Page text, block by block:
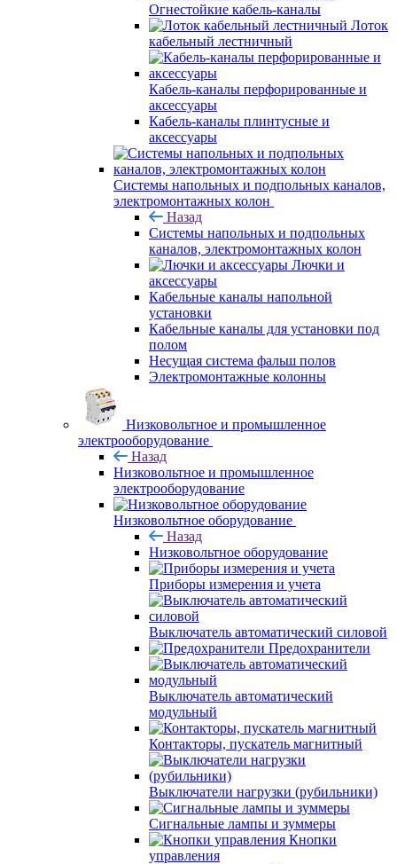
Огнестойкие кабель-каналы
Лоток
кабельный лестничный
Кабель-каналы перфорированные и
аксессуары
Кабель-каналы плинтусные и
аксессуары
Системы напольных и подпольных каналов,
электромонтажных колон
Назад
Системы напольных и подпольных
каналов, электромонтажных колон
Лючки и
аксессуары
Кабельные каналы напольной
установки
Кабельные каналы для установки под
полом
Несущая система фальш полов
Электромонтажные колонны
Низковольтное и промышленное
электрооборудование
Назад
Низковольтное и промышленное
электрооборудование
Низковольтное оборудование
Назад
Низковольтное оборудование
Приборы измерения и учета
Выключатель автоматический силовой
Предохранители
Выключатель автоматический
модульный
Контакторы, пускатель магнитный
Выключатели нагрузки (рубильники)
Сигнальные лампы и зуммеры
Кнопки
управления